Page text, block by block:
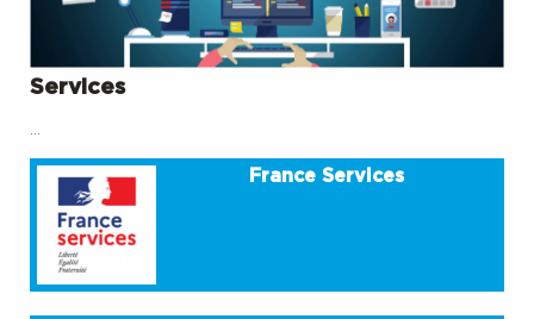
Services
France Services